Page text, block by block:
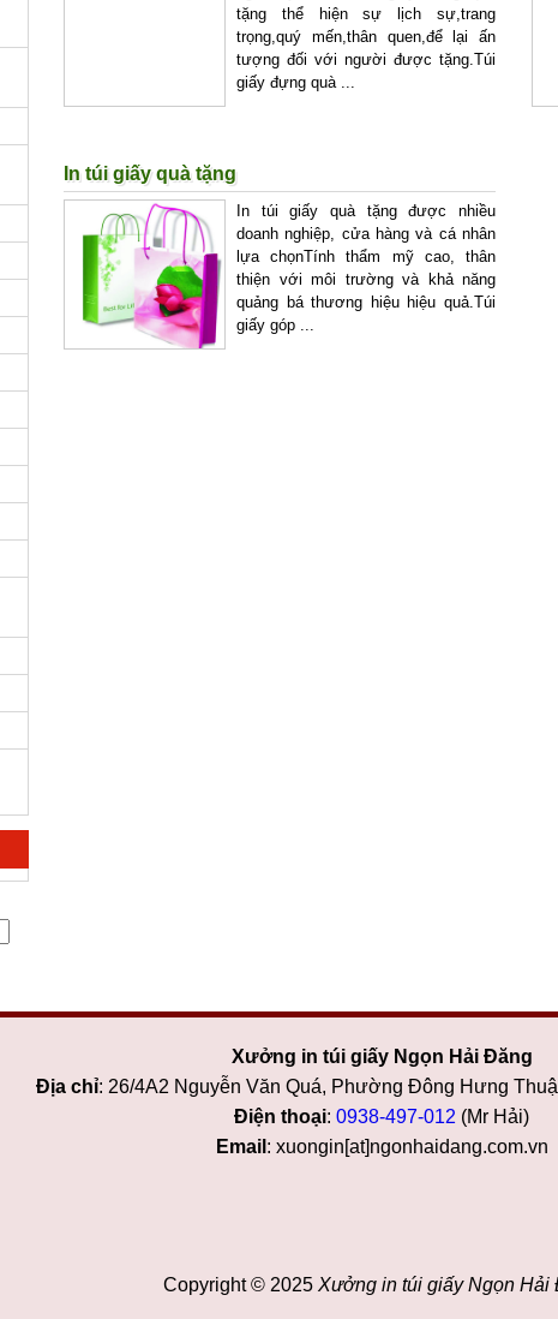
tặng thể hiện sự lịch sự,trang
trọng,quý mến,thân quen,để lại ấn
tượng đối với người được tặng.Túi
giấy đựng quà ...
In túi giấy quà tặng
In túi giấy quà tặng được nhiều
doanh nghiệp, cửa hàng và cá nhân
lựa chọnTính thẩm mỹ cao, thân
thiện với môi trường và khả năng
quảng bá thương hiệu hiệu quả.Túi
giấy góp ...
Xưởng in túi giấy Ngọn Hải Đăng
Địa chỉ: 26/4A2 Nguyễn Văn Quá, Phường Đông Hưng
Điện thoại: 0938-497-012 (Mr Hải)
Email : xuongin[at]ngonhaidang.com.vn
Copyright © 2025 Xưởng in túi giấy Ngọn Hải